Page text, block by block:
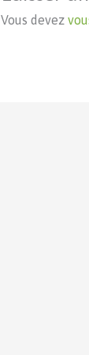
Vous devez